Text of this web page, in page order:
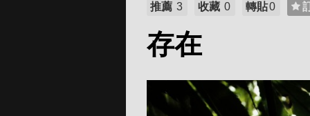
推薦 3 收藏 0 轉貼0
存在